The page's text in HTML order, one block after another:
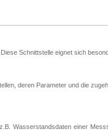
Schnittstelle eignet sich
deren Parameter und die
Wasserstandsdaten einer